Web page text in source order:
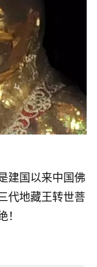
建国以来中国佛
代地藏王转世菩